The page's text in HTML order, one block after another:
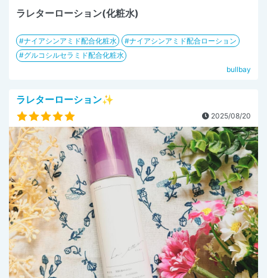
ラレターローション(化粧水)
ナイアシンアミド配合化粧水
ナイアシンアミド配合ローション
グルコシルセラミド配合化粧水
bullbay
ラレターローション✨
2025/08/20